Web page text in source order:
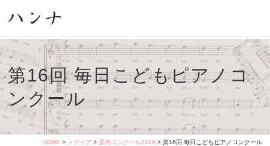
第16回 毎日こどもピアノコ
ンクール
HOME > メディア > 国内コンクール2019 > 第16回 毎日こどもピアノコンクール